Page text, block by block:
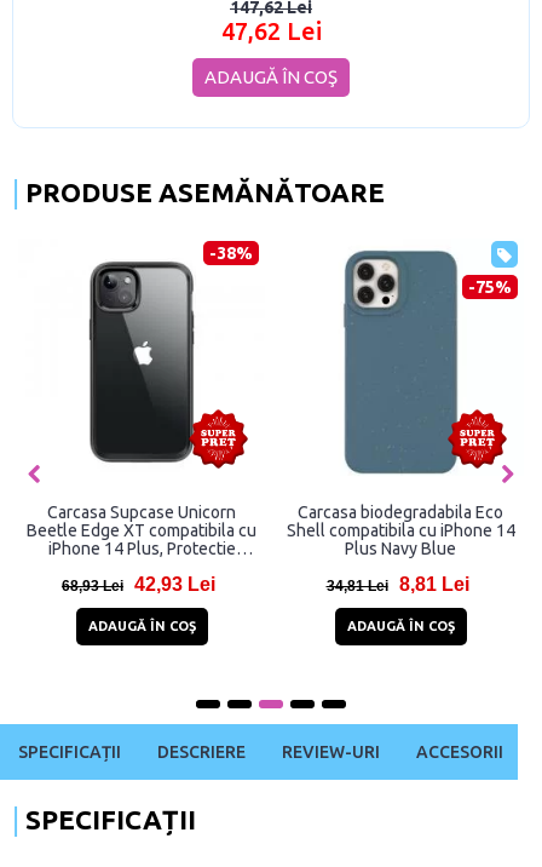
147,62 Lei
47,62 Lei
ADAUGĂ ÎN COŞ
PRODUSE ASEMĂNĂTOARE
-38%
Carcasa Supcase Unicorn
Beetle Edge XT compatibila cu
iPhone 14 Plus, Protectie
68,93 Lei 42,93 Lei
ADAUGĂ ÎN COŞ
-75%
Carcasa biodegradabila Eco
Shell compatibila cu iPhone 14
Plus Navy Blue
34,81 Lei 8,81 Lei
ADAUGĂ ÎN COŞ
SPECIFICAȚII DESCRIERE REVIEW-URI ACCESORII
SPECIFICAȚII